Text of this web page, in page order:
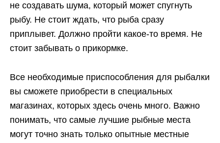
не создавать шума, который может спугнуть
рыбу. Не стоит ждать, что рыба сразу
приплывет. Должно пройти какое-то время. Не
стоит забывать о прикормке.
Все необходимые приспособления для рыбалки
вы сможете приобрести в специальных
магазинах, которых здесь очень много. Важно
понимать, что самые лучшие рыбные места
могут точно знать только опытные местные